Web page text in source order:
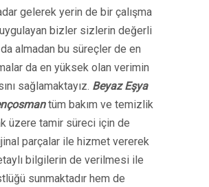
gelerek yerin de bir çalışma
bizler sizlerin değerli
da almadan bu süreçler de en
da en yüksek olan verimin
sağlamaktayız. Beyaz Eşya
tüm bakım ve temizlik
üzere tamir süreci için de
parçalar ile hizmet vererek
bilgilerin de verilmesi ile
sunmaktadır hem de